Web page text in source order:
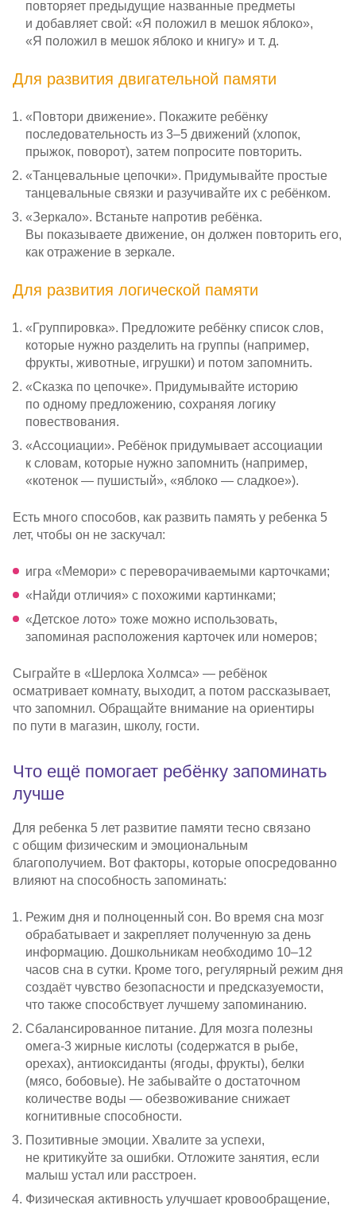
повторяет предыдущие названные предметы
и добавляет свой: «Я положил в мешок яблоко»,
«Я положил в мешок яблоко и книгу» и т. д.
Для развития двигательной памяти
«Повтори движение». Покажите ребёнку
последовательность из 3–5 движений (хлопок,
прыжок, поворот), затем попросите повторить.
«Танцевальные цепочки». Придумывайте простые
танцевальные связки и разучивайте их с ребёнком.
«Зеркало». Встаньте напротив ребёнка.
Вы показываете движение, он должен повторить его,
как отражение в зеркале.
Для развития логической памяти
«Группировка». Предложите ребёнку список слов,
которые нужно разделить на группы (например,
фрукты, животные, игрушки) и потом запомнить.
«Сказка по цепочке». Придумывайте историю
по одному предложению, сохраняя логику
повествования.
«Ассоциации». Ребёнок придумывает ассоциации
к словам, которые нужно запомнить (например,
«котенок — пушистый», «яблоко — сладкое»).
Есть много способов, как развить память у ребенка 5
лет, чтобы он не заскучал:
игра «Мемори» с переворачиваемыми карточками;
«Найди отличия» с похожими картинками;
«Детское лото» тоже можно использовать,
запоминая расположения карточек или номеров;
Сыграйте в «Шерлока Холмса» — ребёнок
осматривает комнату, выходит, а потом рассказывает,
что запомнил. Обращайте внимание на ориентиры
по пути в магазин, школу, гости.
Что ещё помогает ребёнку запоминать
лучше
Для ребенка 5 лет развитие памяти тесно связано
с общим физическим и эмоциональным
благополучием. Вот факторы, которые опосредованно
влияют на способность запоминать:
Режим дня и полноценный сон. Во время сна мозг
обрабатывает и закрепляет полученную за день
информацию. Дошкольникам необходимо 10–12
часов сна в сутки. Кроме того, регулярный режим дня
создаёт чувство безопасности и предсказуемости,
что также способствует лучшему запоминанию.
Сбалансированное питание. Для мозга полезны
омега-3 жирные кислоты (содержатся в рыбе,
орехах), антиоксиданты (ягоды, фрукты), белки
(мясо, бобовые). Не забывайте о достаточном
количестве воды — обезвоживание снижает
когнитивные способности.
Позитивные эмоции. Хвалите за успехи,
не критикуйте за ошибки. Отложите занятия, если
малыш устал или расстроен.
Физическая активность улучшает кровообращение,